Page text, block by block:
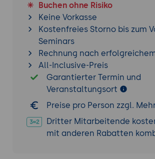
Buchen ohne Risiko
Keine Vorkasse
Kostenfreies Storno bis zum
Seminars
Rechnung nach
All-Inclusive-Preis
Garantierter Termin und
Veranstaltungsort
Preise pro Person zzgl.
Dritter Mitarbeitende
mit anderen Rabatten